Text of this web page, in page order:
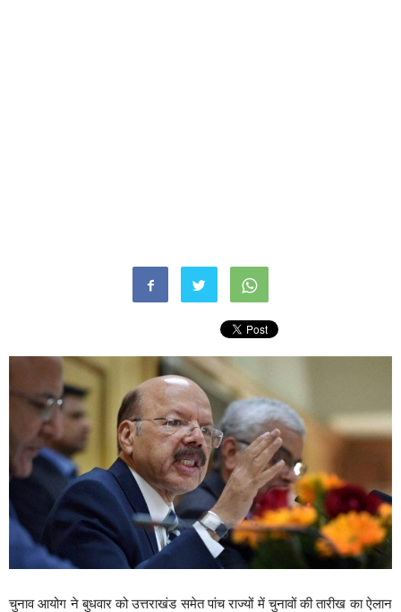
चुनाव आयोग ने बुधवार को उत्तराखंड समेत पांच राज्यों में चुनावों की तारीख का ऐलान